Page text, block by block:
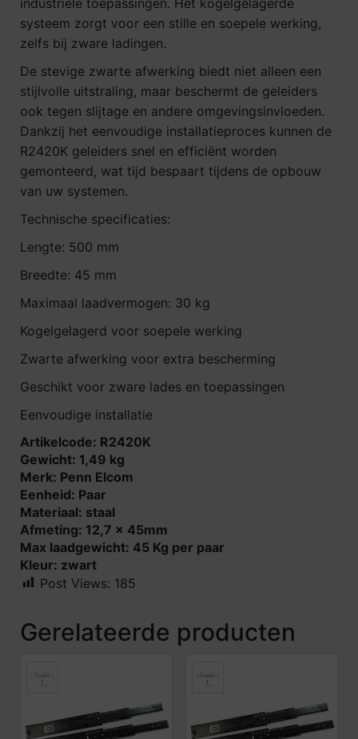
systeem zorgt voor een stille en soepele werking,
zelfs bij zware ladingen.
De stevige zwarte afwerking biedt niet alleen een
stijlvolle uitstraling, maar beschermt de geleiders
ook tegen slijtage en andere omgevingsinvloeden.
Dankzij het eenvoudige installatieproces kunnen de
R2420K geleiders snel en efficiënt worden
gemonteerd, wat tijd bespaart tijdens de opbouw
van uw systemen.
Technische specificaties:
Lengte: 500 mm
Breedte: 45 mm
Maximaal laadvermogen: 30 kg
Kogelgelagerd voor soepele werking
Zwarte afwerking voor extra bescherming
Geschikt voor zware lades en toepassingen
Eenvoudige installatie
Artikelcode: R2420K
Gewicht: 1,49 kg
Merk: Penn Elcom
Eenheid: Paar
Materiaal: staal
Afmeting: 12,7 x 45mm
Max laadgewicht: 45 Kg per paar
Kleur: zwart
Post Views: 185
Gerelateerde producten